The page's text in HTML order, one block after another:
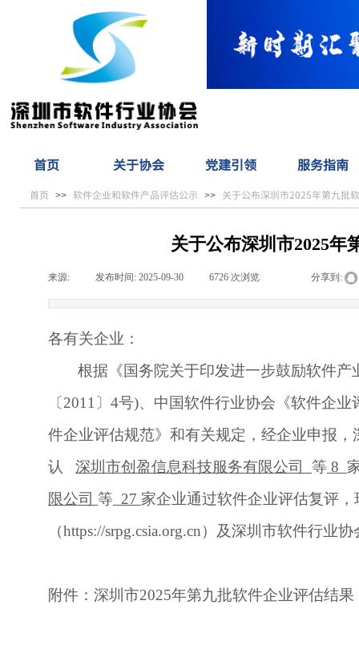
首页 关于协会 党建引领 服务指南
首页 >> 软件企业和软件产品评估公示 >> 关于公布深圳市2025年第九批
关于公布深圳市2025年
来源: 发布时间: 2025-09-30 6726 次浏览 分享到:
各有关企业：
根据《国务院关于印发进一步鼓励软件
〔 2011 〕 4号)、中国软件行业协会《软件企业
件企业评估规范》和有关规定，经企业申报
认
深圳市创盈信息科技服务有限公司 等 8
限公司 等 27 家企业通过软件企业评估复评，
（https://srpg.csia.org.cn）及深圳市软件行业
附件： 深圳市2025年第九批软件企业评估结果